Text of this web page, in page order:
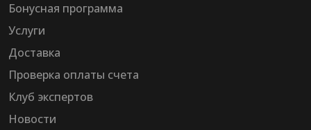
Бонусная программа
Услуги
Доставка
Проверка оплаты счета
Клуб экспертов
Новости